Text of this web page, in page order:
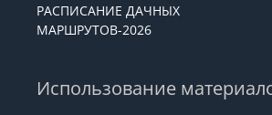
РАСПИСАНИЕ ДАЧНЫХ
МАРШРУТОВ-2026
Использование